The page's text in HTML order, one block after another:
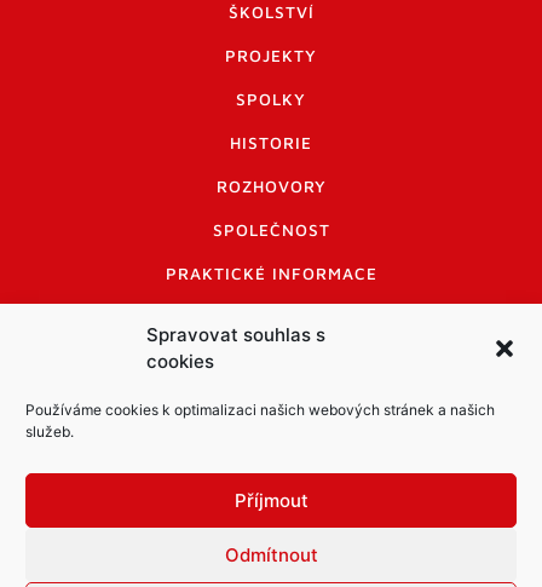
Spravovat souhlas s
cookies
Používáme cookies k optimalizaci našich webových stránek a našich
služeb.
Příjmout
Odmítnout
ŠKOLSTVÍ
PROJEKTY
SPOLKY
HISTORIE
ROZHOVORY
SPOLEČNOST
PRAKTICKÉ INFORMACE
INFORMACE A KODEX DISKUTUJÍCÍCH
LOGO A LOGO MANUÁL
Informace o zpracování osobních údajů